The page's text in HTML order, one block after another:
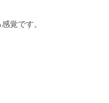
覚です。